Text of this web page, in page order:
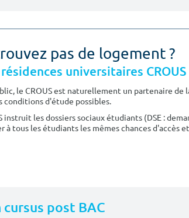
pas de logement ?
universitaires CROUS
le CROUS est naturellement un partenaire de
d'étude possibles.
instruit les dossiers sociaux étudiants (DSE :
à tous les étudiants les mêmes chances d'accès
post BAC